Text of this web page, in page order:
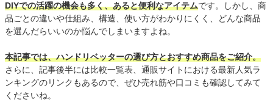
DIYでの活躍の機会も多く、あると便利なアイテムです。しかし、商
品ごとの違いや仕組み、構造、使い方がわかりにくく、どんな商品
を選んだらいいのか悩んでしまいますよね。
本記事では、ハンドリベッターの選び方とおすすめ商品をご紹介。
さらに、記事後半には比較一覧表、通販サイトにおける最新人気ラ
ンキングのリンクもあるので、ぜひ売れ筋や口コミも確認してみて
くださいね。